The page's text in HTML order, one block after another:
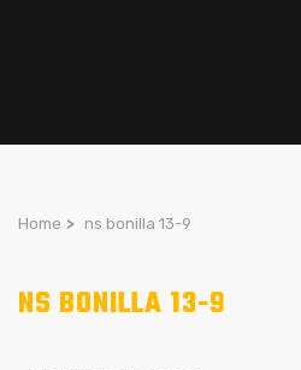
Home > ns bonilla 13-9
NS BONILLA 13-9